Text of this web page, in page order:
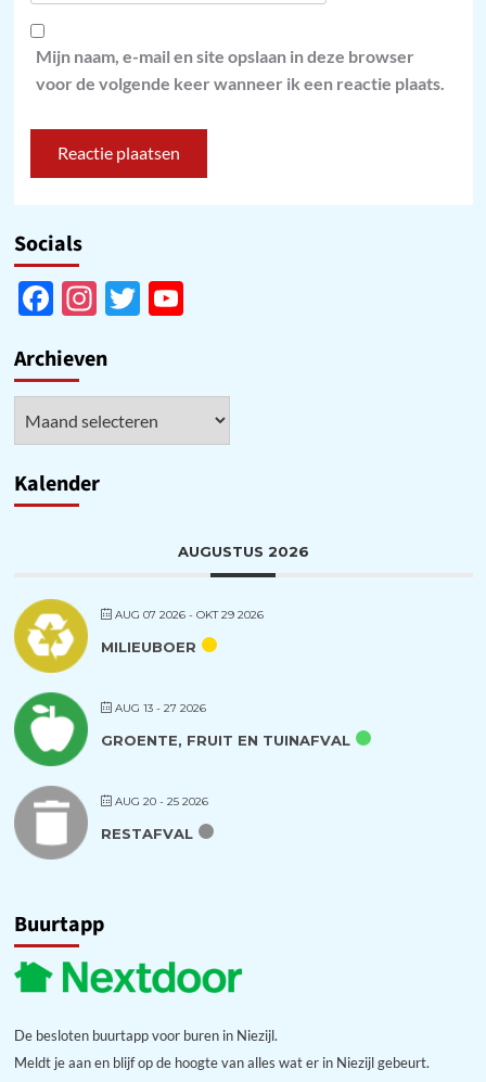
Mijn naam, e-mail en site opslaan in deze browser
voor de volgende keer wanneer ik een reactie plaats.
Socials
Facebook
Instagram
Twitter
YouTube
Archieven
Kalender
AUGUSTUS 2026
AUG 07 2026- OKT 29 2026
MILIEUBOER
AUG 13 - 27 2026
GROENTE, FRUIT EN TUINAFVAL
AUG 20 - 25 2026
RESTAFVAL
Buurtapp
De besloten buurtapp voor buren in Niezijl.
Meldt je aan en blijf op de hoogte van alles wat er in Niezijl gebeurt.